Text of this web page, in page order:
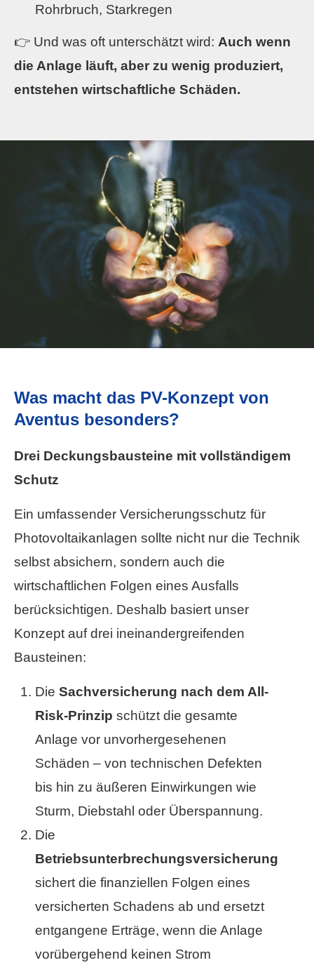
Rohrbruch, Starkregen
👉 Und was oft unterschätzt wird: Auch wenn
die Anlage läuft, aber zu wenig produziert,
entstehen wirtschaftliche Schäden.
Was macht das PV-Konzept von
Aventus besonders?
Drei Deckungsbausteine mit vollständigem
Schutz
Ein umfassender Versicherungsschutz für
Photovoltaikanlagen sollte nicht nur die Technik
selbst absichern, sondern auch die
wirtschaftlichen Folgen eines Ausfalls
berücksichtigen. Deshalb basiert unser
Konzept auf drei ineinandergreifenden
Bausteinen:
Die Sachversicherung nach dem All-
Risk-Prinzip schützt die gesamte
Anlage vor unvorhergesehenen
Schäden – von technischen Defekten
bis hin zu äußeren Einwirkungen wie
Sturm, Diebstahl oder Überspannung.
Die
Betriebsunterbrechungsversicherung
sichert die finanziellen Folgen eines
versicherten Schadens ab und ersetzt
entgangene Erträge, wenn die Anlage
vorübergehend keinen Strom